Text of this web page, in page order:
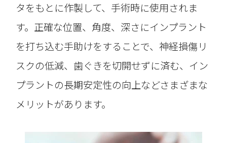
タをもとに作製して、手術時に使用されま
す。正確な位置、角度、深さにインプラント
を打ち込む手助けをすることで、神経損傷リ
スクの低減、歯ぐきを切開せずに済む、イン
プラントの長期安定性の向上などさまざまな
メリットがあります。